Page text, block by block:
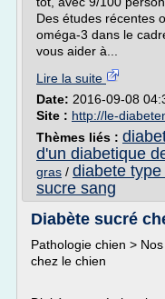
Des études récentes
oméga-3 dans le
vous aider à...
Lire la suite
Date: 2016-09-08
Site : http://le-
Thèmes liés :
d'un diabetique
gras / diabete type
sucre sang
Diabète sucré
Pathologie chien >
chez le chien